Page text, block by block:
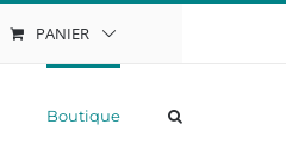
PANIER
Boutique